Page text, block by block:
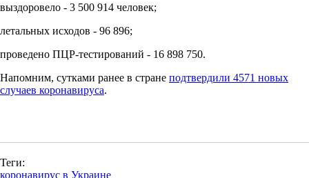
выздоровело - 3 500 914 человек;
летальных исходов - 96 896;
проведено ПЦР-тестирований - 16 898 750.
Напомним, сутками ранее в стране подтвердили 4571 новых
случаев коронавируса.
Теги:
коронавирус в Украине